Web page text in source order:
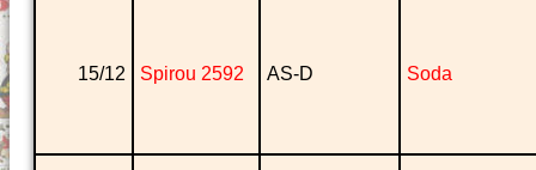
15/12 Spirou 2592 AS-D Soda